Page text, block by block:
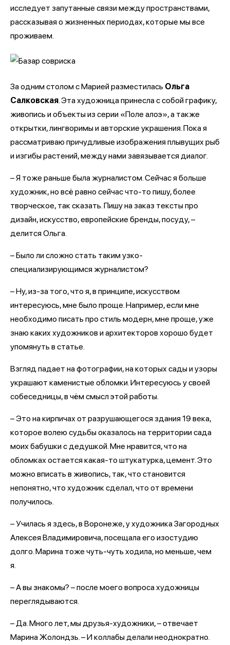
исследует запутанные связи между пространствами,
рассказывая о жизненных периодах, которые мы все
проживаем.
За одним столом с Марией разместилась Ольга
Салковская . Эта художница принесла с собой графику,
живопись и объекты из серии «Поле алоэ», а также
открытки, лингворимы и авторские украшения. Пока я
рассматриваю причудливые изображения плывущих рыб
и изгибы растений, между нами завязывается диалог.
– Я тоже раньше была журналистом. Сейчас я больше
художник, но всё равно сейчас что-то пишу, более
творческое, так сказать. Пишу на заказ тексты про
дизайн, искусство, европейские бренды, посуду, –
делится Ольга.
– Было ли сложно стать таким узко-
специализирующимся журналистом?
– Ну, из-за того, что я, в принципе, искусством
интересуюсь, мне было проще. Например, если мне
необходимо писать про стиль модерн, мне проще, уже
знаю каких художников и архитекторов хорошо будет
упомянуть в статье.
Взгляд падает на фотографии, на которых сады и узоры
украшают каменистые обломки. Интересуюсь у своей
собеседницы, в чём смысл этой работы.
– Это на кирпичах от разрушающегося здания 19 века,
которое волею судьбы оказалось на территории сада
моих бабушки с дедушкой. Мне нравится, что на
обломках остается какая-то штукатурка, цемент. Это
можно вписать в живопись, так, что становится
непонятно, что художник сделал, что от времени
получилось.
– Училась я здесь, в Воронеже, у художника Загородных
Алексея Владимировича, посещала его изостудию
долго. Марина тоже чуть-чуть ходила, но меньше, чем
я.
– А вы знакомы? – после моего вопроса художницы
переглядываются.
– Да. Много лет, мы друзья-художники, – отвечает
Марина Жолондзь. – И коллабы делали неоднократно.